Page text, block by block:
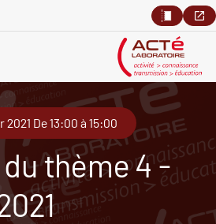
2021 De 13:00 à 15:00
thème 4 -